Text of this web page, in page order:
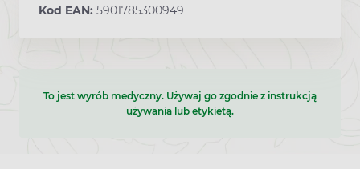
Kod EAN: 5901785300949
To jest wyrób medyczny. Używaj go zgodnie z instrukcją
używania lub etykietą.